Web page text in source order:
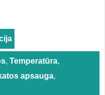
, Temperatūra,
apsauga,